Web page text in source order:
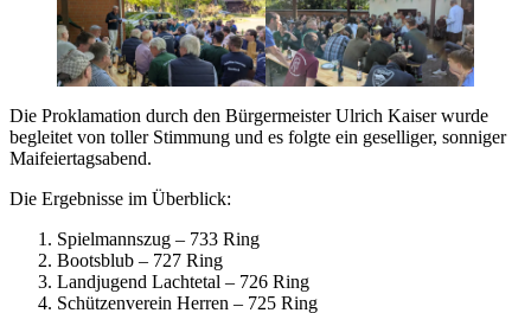
Die Proklamation durch den Bürgermeister Ulrich Kaiser wurde
begleitet von toller Stimmung und es folgte ein geselliger, sonniger
Maifeiertagsabend.
Die Ergebnisse im Überblick:
Spielmannszug – 733 Ring
Bootsblub – 727 Ring
Landjugend Lachtetal – 726 Ring
Schützenverein Herren – 725 Ring